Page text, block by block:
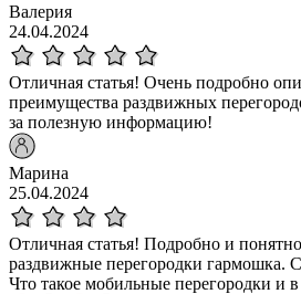
Валерия
24.04.2024
Отличная статья! Очень подробно
преимущества раздвижных
за полезную информацию!
Марина
25.04.2024
Отличная статья! Подробно и
раздвижные перегородки гармошка.
Что такое мобильные перегородки и